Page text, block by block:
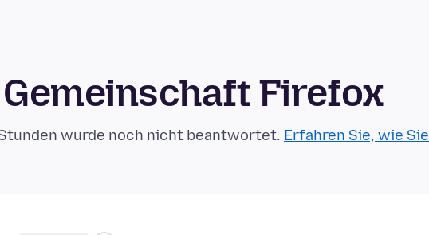
Firefox
wurde noch nicht beantwortet. Erfahren Sie, wie Sie